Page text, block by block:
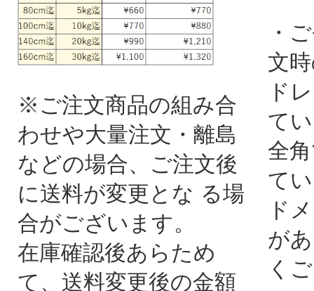
※ご注文商品の組み合
わせや大量注文・離島
などの場合、ご注文後
に送料が変更とな る場
合がございます。
在庫確認後あらため
て、送料変更後の金額
・
文
ド
て
全
て
ド
が
く